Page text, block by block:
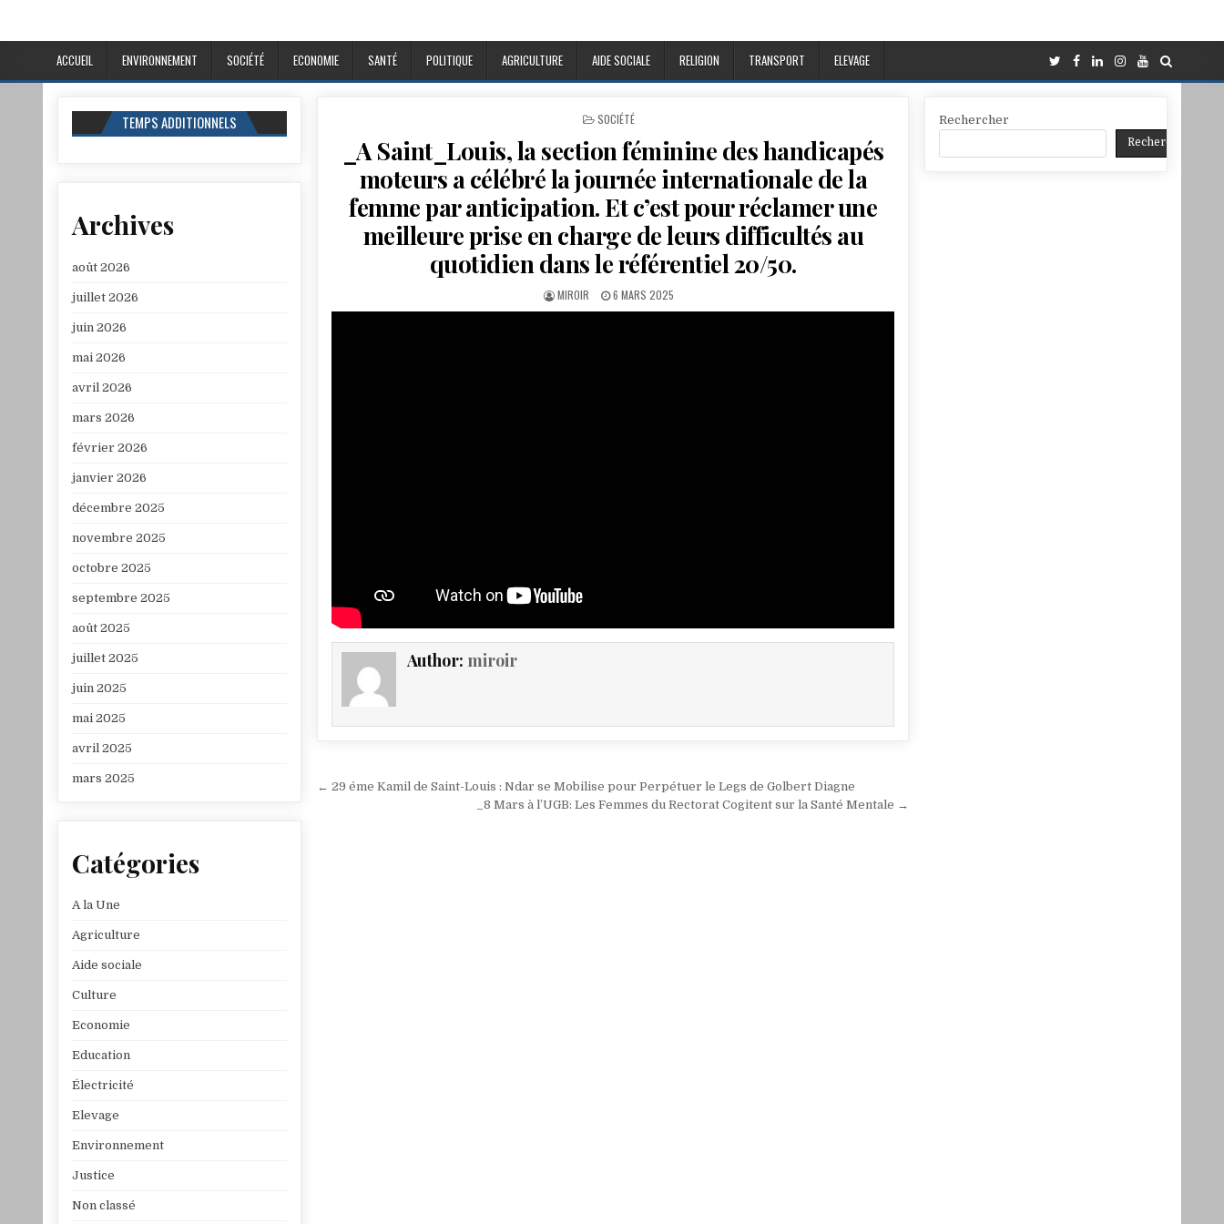
ACCUEIL ENVIRONNEMENT SOCIÉTÉ ECONOMIE SANTÉ POLITIQUE AGRICULTURE AIDE SOCIALE RELIGION TRANSPORT ELEVAGE
POSTED
SOCIÉTÉ
_A Saint_Louis, la section féminine des handicapés
moteurs a célébré la journée internationale de la
femme par anticipation. Et c’est pour réclamer une
meilleure prise en charge de leurs difficultés au
quotidien dans le référentiel 20/50.
AUTHOR:
MIROIR
PUBLISHED
DATE:
6 MARS 2025
Author: miroir
Navigation
← 29 éme Kamil de Saint-Louis : Ndar se Mobilise pour Perpétuer le Legs de Golbert Diagne
_8 Mars à l’UGB: Les Femmes du Rectorat Cogitent sur la Santé Mentale →
TEMPS ADDITIONNELS
Archives
août 2026
juillet 2026
juin 2026
mai 2026
avril 2026
mars 2026
février 2026
janvier 2026
décembre 2025
novembre 2025
octobre 2025
septembre 2025
août 2025
juillet 2025
juin 2025
mai 2025
avril 2025
mars 2025
Catégories
A la Une
Agriculture
Aide sociale
Culture
Economie
Education
Électricité
Elevage
Environnement
Justice
Non classé
Rechercher
Rechercher